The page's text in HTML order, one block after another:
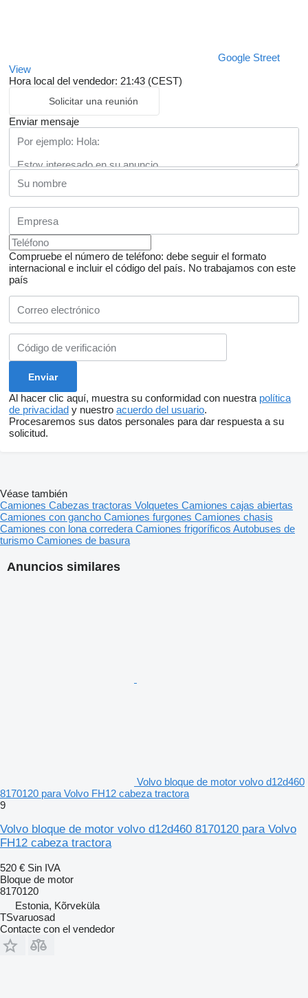
Google Street
View
Hora local del vendedor: 21:43 (CEST)
Solicitar una reunión
Enviar mensaje
Compruebe el número de teléfono: debe seguir el formato
internacional e incluir el código del país. No trabajamos con este
país
Al hacer clic aquí, muestra su conformidad con nuestra política
de privacidad y nuestro acuerdo del usuario.
Procesaremos sus datos personales para dar respuesta a su
solicitud.
Anuncios similares
Volvo bloque de motor volvo d12d460
8170120 para Volvo FH12 cabeza tractora
9
Volvo bloque de motor volvo d12d460 8170120 para Volvo
FH12 cabeza tractora
520 € Sin IVA
Bloque de motor
8170120
Estonia, Kõrveküla
TSvaruosad
Contacte con el vendedor
Véase también
Camiones Cabezas tractoras Volquetes Camiones cajas abiertas
Camiones con gancho Camiones furgones Camiones chasis
Camiones con lona corredera Camiones frigoríficos Autobuses de
turismo Camiones de basura